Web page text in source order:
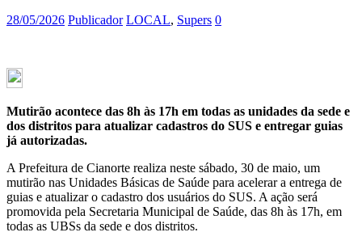
28/05/2026 Publicador LOCAL, Supers 0
Mutirão acontece das 8h às 17h em todas as unidades da sede e
dos distritos para atualizar cadastros do SUS e entregar guias
já autorizadas.
A Prefeitura de Cianorte realiza neste sábado, 30 de maio, um
mutirão nas Unidades Básicas de Saúde para acelerar a entrega de
guias e atualizar o cadastro dos usuários do SUS. A ação será
promovida pela Secretaria Municipal de Saúde, das 8h às 17h, em
todas as UBSs da sede e dos distritos.